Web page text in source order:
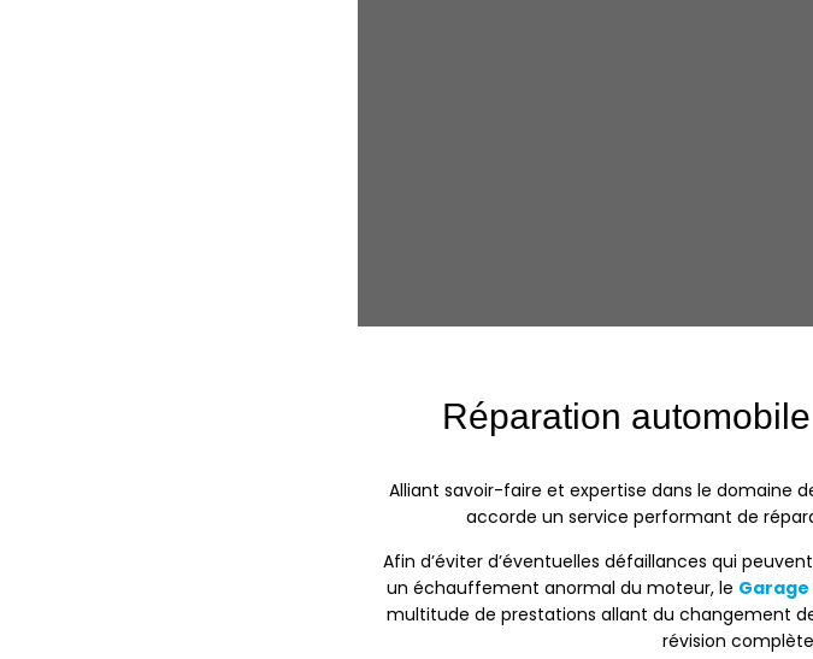
Réparation
Alliant savoir-faire et expertise dans le domaine
accorde un service performant de
Afin d’éviter d’éventuelles défaillances qui
un échauffement anormal du moteur, le
multitude de prestations allant du changement
révision